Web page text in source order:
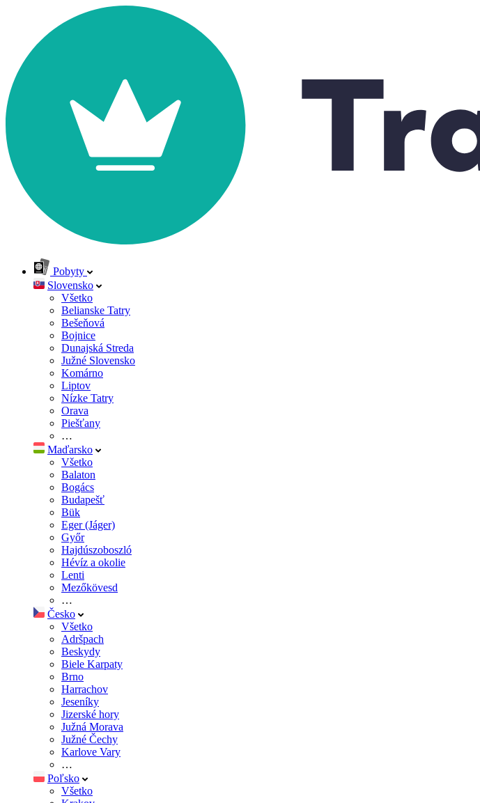
Pobyty
Slovensko
Všetko
Belianske Tatry
Bešeňová
Bojnice
Dunajská Streda
Južné Slovensko
Komárno
Liptov
Nízke Tatry
Orava
Piešťany
…
Maďarsko
Všetko
Balaton
Bogács
Budapešť
Bük
Eger (Jáger)
Győr
Hajdúszoboszló
Hévíz a okolie
Lenti
Mezőkövesd
…
Česko
Všetko
Adršpach
Beskydy
Biele Karpaty
Brno
Harrachov
Jeseníky
Jizerské hory
Južná Morava
Južné Čechy
Karlove Vary
…
Poľsko
Všetko